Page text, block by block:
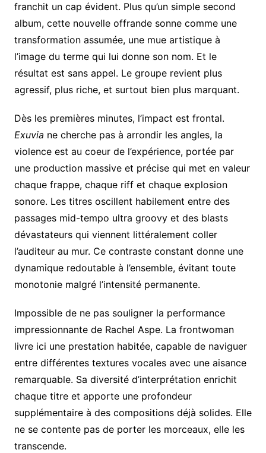
franchit un cap évident. Plus qu’un simple second
album, cette nouvelle offrande sonne comme une
transformation assumée, une mue artistique à
l’image du terme qui lui donne son nom. Et le
résultat est sans appel. Le groupe revient plus
agressif, plus riche, et surtout bien plus marquant.
Dès les premières minutes, l’impact est frontal.
Exuvia ne cherche pas à arrondir les angles, la
violence est au coeur de l’expérience, portée par
une production massive et précise qui met en valeur
chaque frappe, chaque riff et chaque explosion
sonore. Les titres oscillent habilement entre des
passages mid-tempo ultra groovy et des blasts
dévastateurs qui viennent littéralement coller
l’auditeur au mur. Ce contraste constant donne une
dynamique redoutable à l’ensemble, évitant toute
monotonie malgré l’intensité permanente.
Impossible de ne pas souligner la performance
impressionnante de Rachel Aspe. La frontwoman
livre ici une prestation habitée, capable de naviguer
entre différentes textures vocales avec une aisance
remarquable. Sa diversité d’interprétation enrichit
chaque titre et apporte une profondeur
supplémentaire à des compositions déjà solides. Elle
ne se contente pas de porter les morceaux, elle les
transcende.